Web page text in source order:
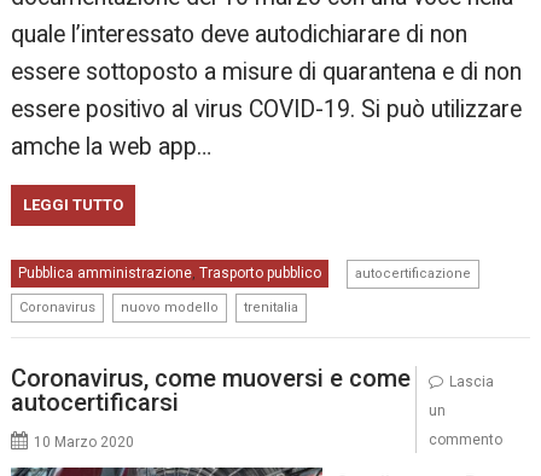
quale l’interessato deve autodichiarare di non
essere sottoposto a misure di quarantena e di non
essere positivo al virus COVID-19. Si può utilizzare
amche la web app…
LEGGI TUTTO
Pubblica amministrazione, Trasporto pubblico autocertificazione
Coronavirus nuovo modello trenitalia
Coronavirus, come muoversi e come
autocertificarsi
10 Marzo 2020
Lascia
un
commento